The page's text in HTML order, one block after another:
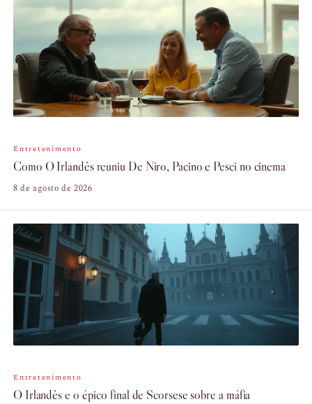
Entretenimento
Como O Irlandês reuniu De Niro, Pacino e Pesci no cinema
8 de agosto de 2026
Entretenimento
O Irlandês e o épico final de Scorsese sobre a máfia